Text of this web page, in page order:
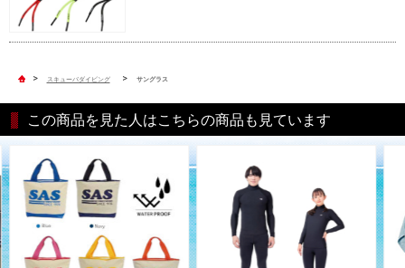
> スキューバダイビング > サングラス
この商品を見た人はこちらの商品も見ています